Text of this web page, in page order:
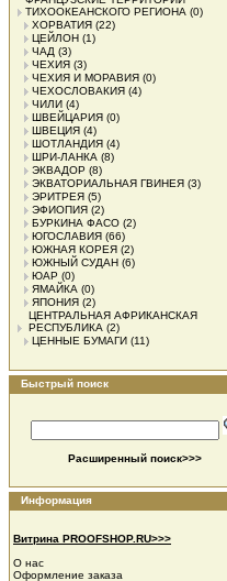
ТИХООКЕАНСКОГО РЕГИОНА (0)
ХОРВАТИЯ (22)
ЦЕЙЛОН (1)
ЧАД (3)
ЧЕХИЯ (3)
ЧЕХИЯ И МОРАВИЯ (0)
ЧЕХОСЛОВАКИЯ (4)
ЧИЛИ (4)
ШВЕЙЦАРИЯ (0)
ШВЕЦИЯ (4)
ШОТЛАНДИЯ (4)
ШРИ-ЛАНКА (8)
ЭКВАДОР (8)
ЭКВАТОРИАЛЬНАЯ ГВИНЕЯ (3)
ЭРИТРЕЯ (5)
ЭФИОПИЯ (2)
БУРКИНА ФАСО (2)
ЮГОСЛАВИЯ (66)
ЮЖНАЯ КОРЕЯ (2)
ЮЖНЫЙ СУДАН (6)
ЮАР (0)
ЯМАЙКА (0)
ЯПОНИЯ (2)
ЦЕНТРАЛЬНАЯ АФРИКАНСКАЯ
РЕСПУБЛИКА (2)
ЦЕННЫЕ БУМАГИ (11)
Быстрый поиск
Расширенный поиск>>>
Информация
Витрина PROOFSHOP.RU>>>
О нас
Оформление заказа